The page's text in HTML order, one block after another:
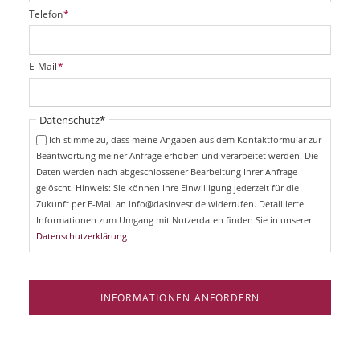
P
f
i
c
t
f
Telefon*
P
f
i
E-Mail*
Pflichtfeld
Datenschutz*
Ich stimme zu, dass meine Angaben aus dem Kontaktformular zur
Beantwortung meiner Anfrage erhoben und verarbeitet werden. Die
Daten werden nach abgeschlossener Bearbeitung Ihrer Anfrage
gelöscht. Hinweis: Sie können Ihre Einwilligung jederzeit für die
Zukunft per E-Mail an info@dasinvest.de widerrufen. Detaillierte
Informationen zum Umgang mit Nutzerdaten finden Sie in unserer
Datenschutzerklärung
INFORMATIONEN ANFORDERN